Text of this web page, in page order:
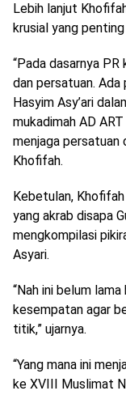
Lebih lanjut
krusial yang
“Pada dasarnya
dan persatuan.
Hasyim Asy’ari
mukadimah AD
menjaga persatuan
Khofifah.
Kebetulan,
yang akrab disapa
mengkompilasi
Asyari.
“Nah ini belum
kesempatan agar
titik,” ujarnya.
“Yang mana ini
ke XVIII Muslimat